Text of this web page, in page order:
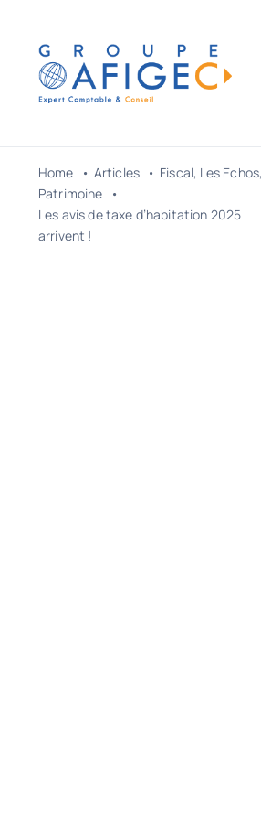
contenu
Home Articles Fiscal Les Echos
Patrimoine
Les avis de taxe d’habitation 2025
arrivent !